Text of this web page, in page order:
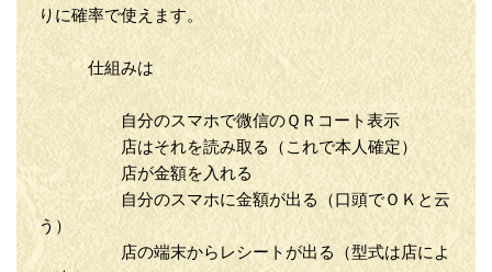
りに確率で使えます。
仕組みは
自分のスマホで微信のＱＲコート表示
店はそれを読み取る（これで本人確定）
店が金額を入れる
自分のスマホに金額が出る（口頭でＯＫと云
う）
店の端末からレシートが出る（型式は店によ